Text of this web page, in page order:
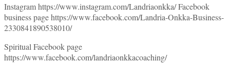
Instagram https://www.instagram.com/Landriaonkka/ Facebook
business page https://www.facebook.com/Landria-Onkka-Business-
2330841890538010/
Spiritual Facebook page
https://www.facebook.com/landriaonkkacoaching/